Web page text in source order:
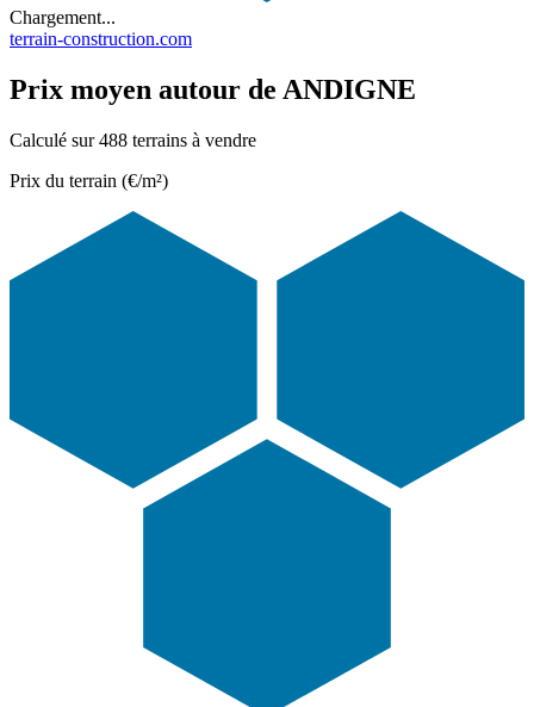
Chargement...
terrain-construction.com
Prix moyen autour de ANDIGNE
Calculé sur 488 terrains à vendre
Prix du terrain (€/m²)